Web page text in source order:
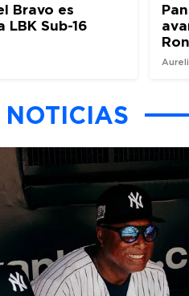
Bravo es
LBK Sub-16